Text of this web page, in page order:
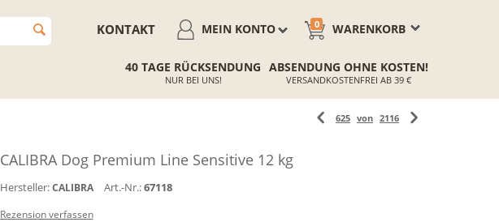
WARENKORB
0
MEIN KONTO
KONTAKT
40 TAGE RÜCKSENDUNG
NUR BEI UNS!
ABSENDUNG OHNE KOSTEN!
VERSANDKOSTENFREI AB 39 €
625 von 2116
CALIBRA Dog Premium Line Sensitive 12 kg
Hersteller: CALIBRA Art.-Nr.:67118
Rezension verfassen